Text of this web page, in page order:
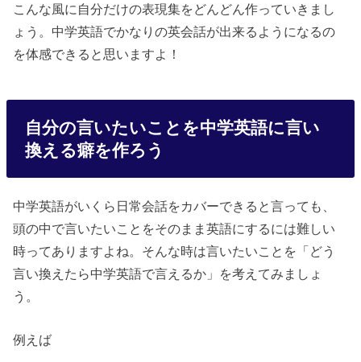
こんな風に自分だけの表現集をどんどん作っていきまし
ょう。中学英語でかなりの英会話が出来るようになるの
を体感できると思いますよ！
自分の言いたいことを中学英語に言い
換える癖を作ろう
中学英語がいくら日常会話をカバーできると言っても、
頭の中で言いたいことをそのまま英語にするには難しい
時ってありますよね。そんな時は言いたいことを「どう
言い換えたら中学英語で言えるか」を考えてみましょ
う。
例えば